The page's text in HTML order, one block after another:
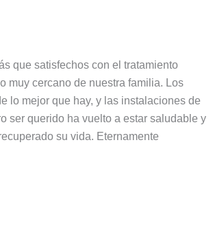
que satisfechos con el tratamiento
muy cercano de nuestra familia. Los
lo mejor que hay, y las instalaciones de
ser querido ha vuelto a estar saludable y
su vida. Eternamente